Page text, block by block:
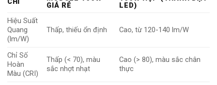
GIÁ RẺ
LED)
Hiệu Suất
Quang
(lm/W)
Thấp, thiếu ổn định Cao, từ 120-140 lm/W
Chỉ Số
Hoàn
Màu (CRI)
Thấp (< 70), màu
sắc nhợt nhạt
Cao (> 80), màu sắc chân
thực